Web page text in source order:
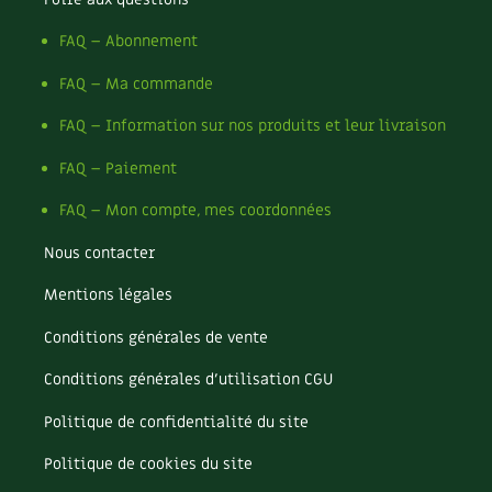
Compléments
Dossier 4 saisons
Actualités
Conseils vidéo des
Secrets d’abonné
Tous au jardin ! avec Pascal
Secrets d'abonné
Astuces de jardinier
Autonomie et permaculture avec David
Tous au jardin ! | RCF
FAQ – Abonnement
FAQ – Ma commande
FAQ – Information sur nos produits et leur livraison
FAQ – Paiement
FAQ – Mon compte, mes coordonnées
Nous contacter
Mentions légales
Conditions générales de vente
Conditions générales d’utilisation CGU
Politique de confidentialité du site
Politique de cookies du site